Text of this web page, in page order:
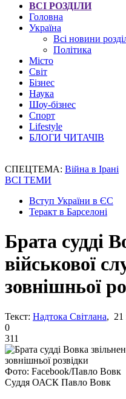
ВСІ РОЗДІЛИ
Головна
Україна
Всі новини
Політика
Місто
Світ
Бізнес
Наука
Шоу-бізнес
Спорт
Lifestyle
БЛОГИ ЧИТАЧІВ
СПЕЦТЕМА: Війна в Ірані
ВСІ ТЕМИ
Вступ України в ЄС
Теракт в Барселоні
Брата судді
військової
зовнішньої
Текст: Надтока Світлана, 21
0
311
Фото: Facebook/Павло Вовк
Суддя ОАСК Павло Вовк